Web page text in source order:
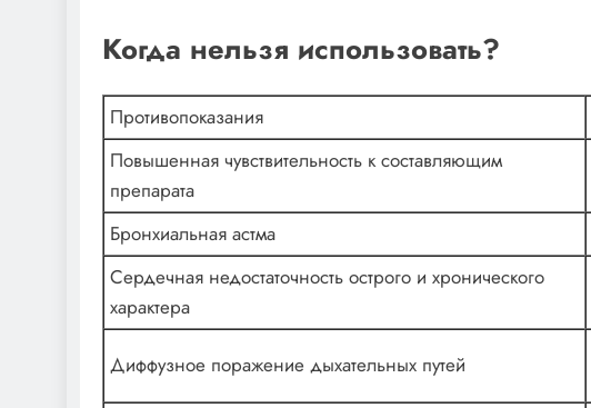
Когда нельзя использовать?
Противопоказания
Повышенная чувствительность к составляющим
препарата
Бронхиальная астма
Сердечная недостаточность острого и хронического
характера
Диффузное поражение дыхательных путей